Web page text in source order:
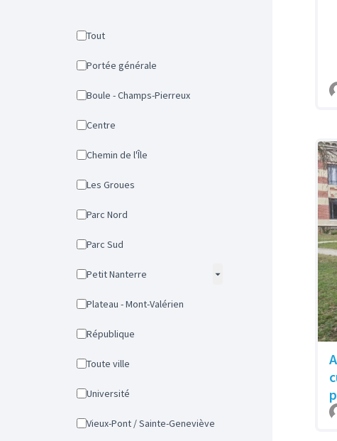
Tout
Portée générale
Boule - Champs-Pierreux
Centre
Chemin de l'Île
Les Groues
Parc Nord
Parc Sud
Petit Nanterre
Plateau - Mont-Valérien
République
Toute ville
Université
Vieux-Pont / Sainte-Geneviève